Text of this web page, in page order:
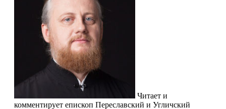
Читает и
комментирует епископ Переславский и Угличский